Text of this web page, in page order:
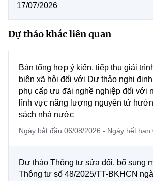
Sở hữu trí tuệ
Tiêu chuẩn, đo lường, chất lượng
Năng lượng nguyên tử
Tin tổng hợp
Tin địa phương
Văn bản chỉ đạo điều hành
Lấy ý kiến người dân về dự thảo
THỐNG KÊ
Khoa học và Công nghệ
Đổi mới sáng tạo
Chuyển đổi số
Bưu chính, Viễn thông
Sở hữu trí tuệ
Năng lượng nguyên tử
Multimedia
THƯ ĐIỆN TỬ
Khác
Videos
Infographic
Voice
17/07/2026
Dự thảo khác liên quan
Bản tổng hợp ý kiến, tiếp thu giải
biện xã hội đối với Dự thảo nghị
phụ cấp ưu đãi nghề nghiệp đối với
lĩnh vực năng lượng nguyên tử
sách nhà nước
Ngày bắt đầu 06/08/2026 - Ngày hết hạn
Dự thảo Thông tư sửa đổi, bổ sung
Thông tư số 48/2025/TT-BKHCN